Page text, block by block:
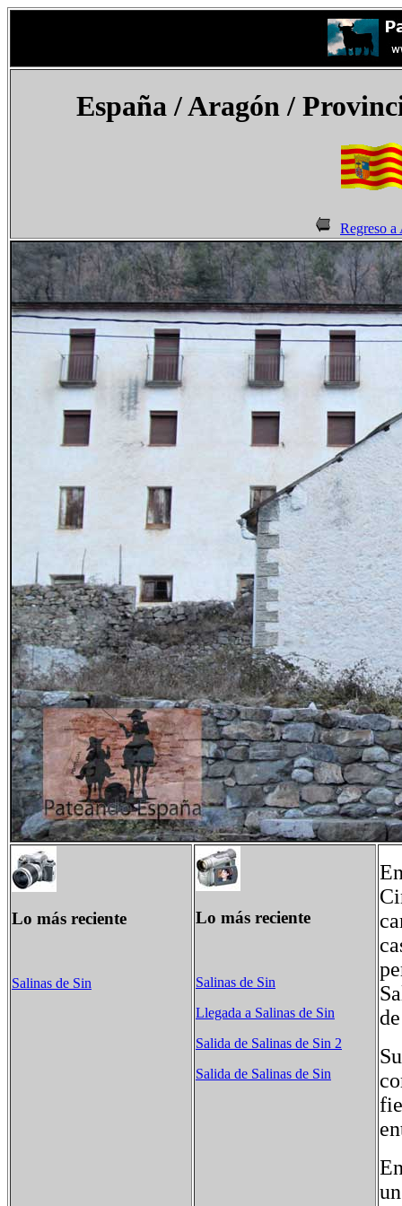
España/ Aragón /
Regreso a
Lo más reciente
Salinas de Sin
Lo más reciente
Salinas de Sin
Llegada a Salinas de Sin
Salida de Salinas de Sin 2
Salida de Salinas de Sin